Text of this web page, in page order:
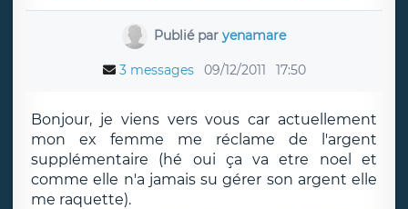
Publié paryenamare
3 messages 09/12/2011 17:50
Bonjour, je viens vers vous car actuellement
mon ex femme me réclame de l'argent
supplémentaire (hé oui ça va etre noel et
comme elle n'a jamais su gérer son argent elle
me raquette).